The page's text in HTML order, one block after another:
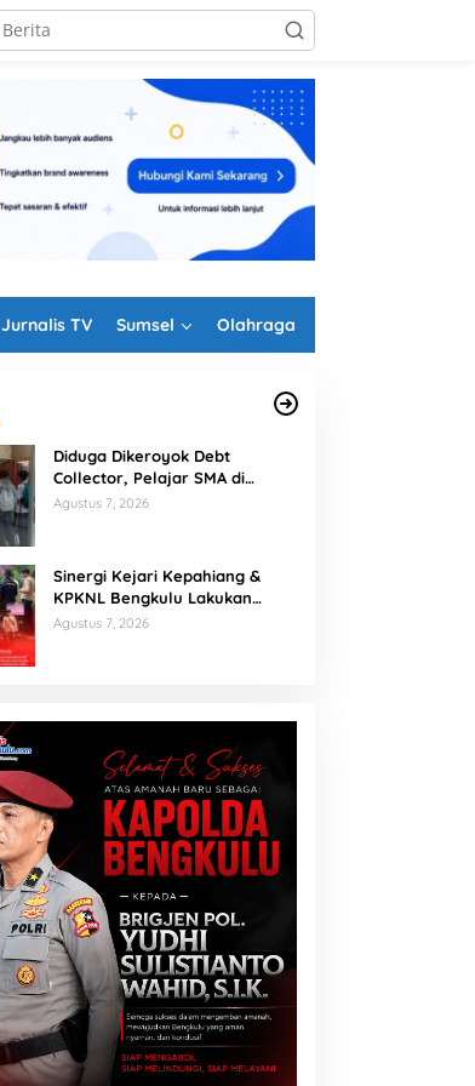
Jurnalis TV Sumsel Olahraga
Diduga Dikeroyok Debt
Collector, Pelajar SMA di
Bengkulu Tempuh Jalur Hukum
Agustus 7, 2026
Sinergi Kejari Kepahiang &
KPKNL Bengkulu Lakukan
Penilaian Barang Rampasan
Agustus 7, 2026